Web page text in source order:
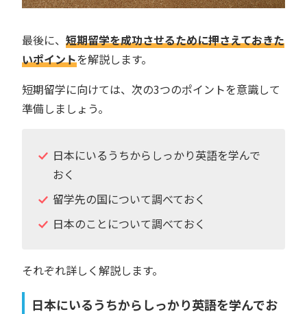
最後に、 短期留学を成功させるために押さえておきた
いポイントを解説します。
短期留学に向けては、次の3つのポイントを意識して
準備しましょう。
日本にいるうちからしっかり英語を学んで
おく
留学先の国について調べておく
日本のことについて調べておく
それぞれ詳しく解説します。
日本にいるうちからしっかり英語を学んでお